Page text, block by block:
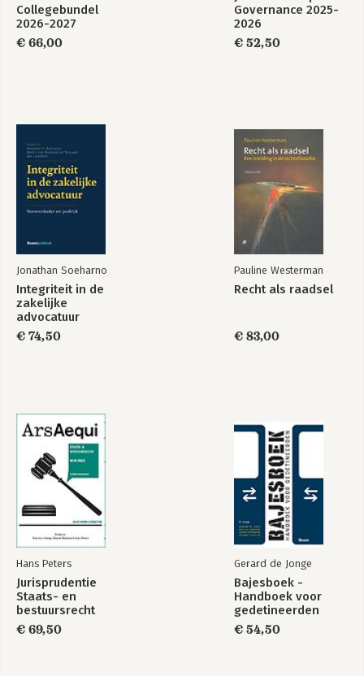
Collegebundel
2026-2027
€ 66,00
Governance 2025-
2026
€ 52,50
Jonathan Soeharno
Integriteit in de
zakelijke
advocatuur
€ 74,50
Pauline Westerman
Recht als raadsel
€ 83,00
Hans Peters
Jurisprudentie
Staats- en
bestuursrecht
1849-2025
€ 69,50
Gerard de Jonge
Bajesboek -
Handboek voor
gedetineerden
€ 54,50